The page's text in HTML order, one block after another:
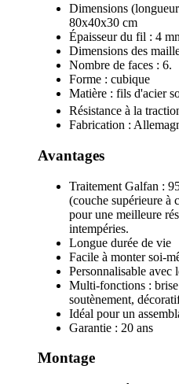
Dimensions
80x40x30 cm
Épaisseur du fil : 4
Dimensions des
Nombre de faces : 6.
Forme : cubique
Matière : fils d'acier
Résistance à la
Fabrication :
Avantages
Traitement Galfan :
(couche supérieure à
pour une meilleure
intempéries.
Longue durée de vie
Facile à monter soi-
Personnalisable avec
Multi-fonctions :
soutènement,
Idéal pour un
Garantie : 20 ans
Montage